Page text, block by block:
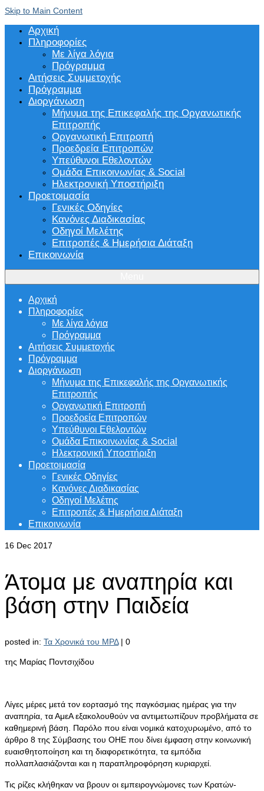
Skip to Main Content
Αρχική
Πληροφορίες
Με λίγα λόγια
Πρόγραμμα
Αιτήσεις Συμμετοχής
Πρόγραμμα
Διοργάνωση
Μήνυμα της Επικεφαλής της Οργανωτικής
Επιτροπής
Οργανωτική Επιτροπή
Προεδρεία Επιτροπών
Υπεύθυνοι Εθελοντών
Ομάδα Επικοινωνίας & Social
Ηλεκτρονική Υποστήριξη
Προετοιμασία
Γενικές Οδηγίες
Κανόνες Διαδικασίας
Οδηγοί Μελέτης
Επιτροπές & Ημερήσια Διάταξη
Επικοινωνία
Αρχική
Πληροφορίες
Με λίγα λόγια
Πρόγραμμα
Αιτήσεις Συμμετοχής
Πρόγραμμα
Διοργάνωση
Μήνυμα της Επικεφαλής της Οργανωτικής
Επιτροπής
Οργανωτική Επιτροπή
Προεδρεία Επιτροπών
Υπεύθυνοι Εθελοντών
Ομάδα Επικοινωνίας & Social
Ηλεκτρονική Υποστήριξη
Προετοιμασία
Γενικές Οδηγίες
Κανόνες Διαδικασίας
Οδηγοί Μελέτης
Επιτροπές & Ημερήσια Διάταξη
Επικοινωνία
16 Dec 2017
Άτομα με αναπηρία και
βάση στην Παιδεία
posted in: Τα Χρονικά του ΜΡΔ | 0
της Μαρίας Ποντσιχίδου
Λίγες μέρες μετά τον εορτασμό της παγκόσμιας ημέρας για την
αναπηρία, τα ΑμεΑ εξακολουθούν να αντιμετωπίζουν προβλήματα σε
καθημερινή βάση. Παρόλο που είναι νομικά κατοχυρωμένο, από το
άρθρο 8 της Σύμβασης του ΟΗΕ που δίνει έμφαση στην κοινωνική
ευαισθητοποίηση και τη διαφορετικότητα, τα εμπόδια
πολλαπλασιάζονται και η παραπληροφόρηση κυριαρχεί.
Τις ρίζες κλήθηκαν να βρουν οι εμπειρογνώμονες των Κρατών-